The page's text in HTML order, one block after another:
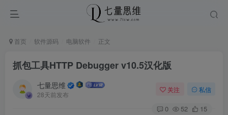
首页 软件源码 电脑软件 正文
抓包工具HTTP Debugger v10.5汉化版
七量思维
28天前发布
关注 私信
0 52 15